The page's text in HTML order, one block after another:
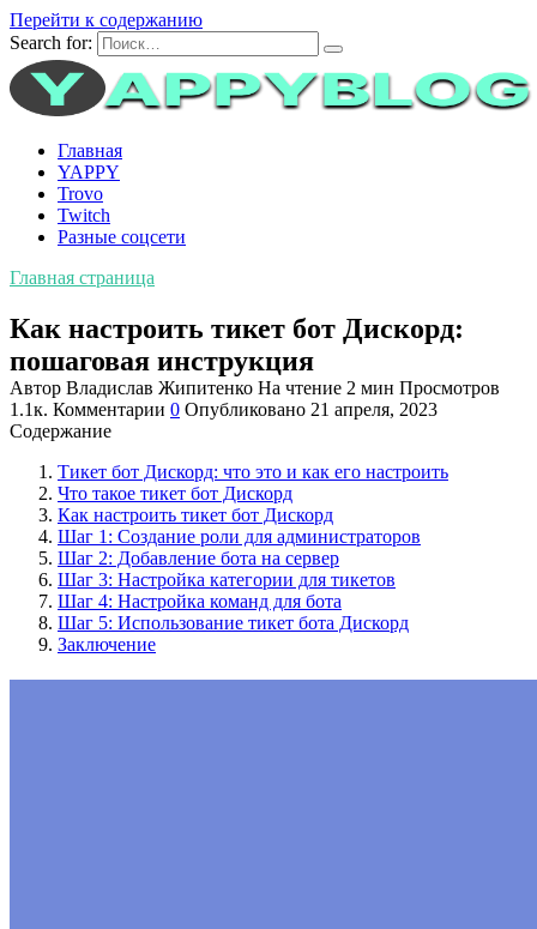
Перейти к содержанию
Search for:
Главная
YAPPY
Trovo
Twitch
Разные соцсети
Главная страница
Как настроить тикет бот Дискорд:
пошаговая инструкция
Автор Владислав Жипитенко На чтение 2 мин Просмотров
1.1к. Комментарии 0 Опубликовано 21 апреля, 2023
Содержание
Тикет бот Дискорд: что это и как его настроить
Что такое тикет бот Дискорд
Как настроить тикет бот Дискорд
Шаг 1: Создание роли для администраторов
Шаг 2: Добавление бота на сервер
Шаг 3: Настройка категории для тикетов
Шаг 4: Настройка команд для бота
Шаг 5: Использование тикет бота Дискорд
Заключение